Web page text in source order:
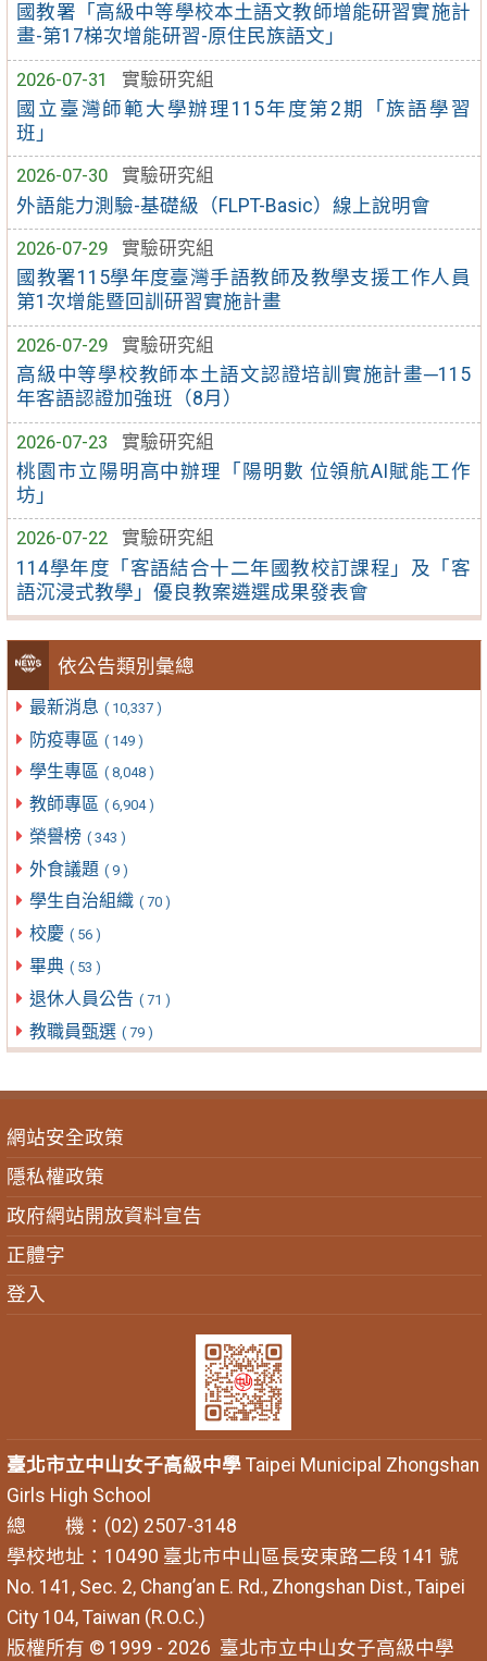
國教署「高級中等學校本土語文教師增能研習實施計
畫-第17梯次增能研習-原住民族語文」
2026-07-31
實驗研究組
國立臺灣師範大學辦理115年度第2期「族語學習
班」
2026-07-30
實驗研究組
外語能力測驗-基礎級（FLPT-Basic）線上說明會
2026-07-29
實驗研究組
國教署115學年度臺灣手語教師及教學支援工作人員
第1次增能暨回訓研習實施計畫
2026-07-29
實驗研究組
高級中等學校教師本土語文認證培訓實施計畫─115
年客語認證加強班（8月）
2026-07-23
實驗研究組
桃園市立陽明高中辦理「陽明數 位領航AI賦能工作
坊」
2026-07-22
實驗研究組
114學年度「客語結合十二年國教校訂課程」及「客
語沉浸式教學」優良教案遴選成果發表會
依公告類別彙總
最新消息 ( 10,337 )
防疫專區 ( 149 )
學生專區 ( 8,048 )
教師專區 ( 6,904 )
榮譽榜 ( 343 )
外食議題 ( 9 )
學生自治組織 ( 70 )
校慶 ( 56 )
畢典 ( 53 )
退休人員公告 ( 71 )
教職員甄選 ( 79 )
網站安全政策
隱私權政策
政府網站開放資料宣告
正體字
登入
臺北市立中山女子高級中學Taipei Municipal Zhongshan
Girls High School
總 機：(02) 2507-3148
學校地址：10490 臺北市中山區長安東路二段 141 號
No. 141, Sec. 2, Chang’an E. Rd., Zhongshan Dist., Taipei
City 104, Taiwan (R.O.C.)
版權所有 © 1999 - 2026 臺北市立中山女子高級中學